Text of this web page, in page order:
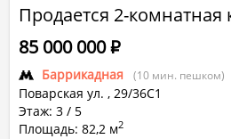
Продается 2-комнатная
Баррикадная (10 мин. пешком)
Поварская ул. , 29/36С1
Этаж: 3 / 5
Площадь: 82,2 м2
85 000 000Р